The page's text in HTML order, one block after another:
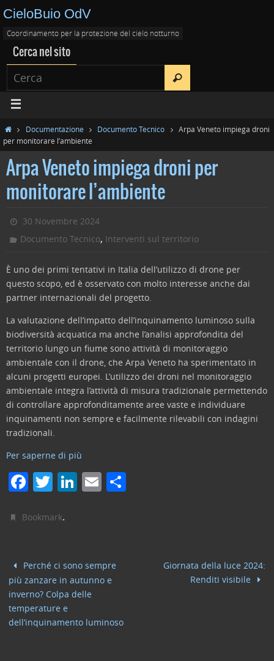
CieloBuio OdV
Coordinamento per la protezione del cielo notturno
Cerca nel sito
Documentazione Documento Tecnico
Arpa Veneto impiega droni
per monitorare l’ambiente
Arpa Veneto impiega droni per
monitorare l’ambiente
30 Novembre 2024
Documento Tecnico, Interventi sul territorio
È uno dei primi tentativi in Italia dell’utilizzo di drone per
questo scopo, ed è osservato con molto interesse anche dai
partner internazionali del progetto.
La valutazione dell’impatto dell’inquinamento luminoso sulla
biodiversità acquatica ma anche l’analisi approfondita del
territorio lungo un fiume sono attività di monitoraggio
ambientale con il drone, che Arpa Veneto ha sperimentato in
alcuni progetti europei. L’utilizzo dei droni nel monitoraggio
ambientale integra l’attività di misura tradizionale permettendo
di controllare approfonditamente aree vaste e individuare
inquinamenti non sempre e facilmente rilevabili con indagini
tradizionali.
Per saperne di più
F
c
b
o
o
k
T
itt
Li
dI
n
E
Bookmark.
Perché ci sono sempre
più zanzare in autunno e
inverno? Colpa delle
temperature e
dell’inquinamento luminoso
Giornata della luce 2024:
Renditi visibile